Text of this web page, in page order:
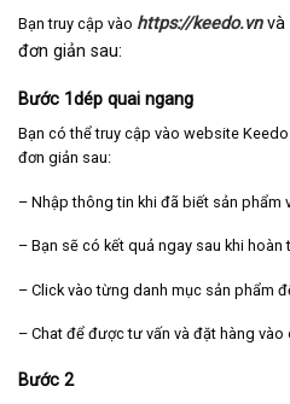
Bạn truy cập vào https://keedo.vnvà
đơn giản sau:
Bước 1dép quai ngang
Bạn có thể truy cập vào website
đơn giản sau:
– Nhập thông tin khi đã biết sản phẩm
– Bạn sẽ có kết quả ngay sau khi hoàn
– Click vào từng danh mục sản phẩm
– Chat để được tư vấn và đặt hàng
Bước 2